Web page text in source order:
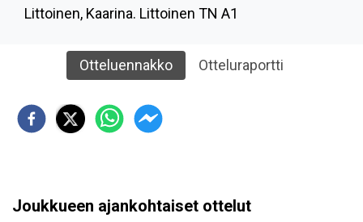
Littoinen, Kaarina. Littoinen TN A1
Otteluennakko Otteluraportti
Joukkueen ajankohtaiset ottelut